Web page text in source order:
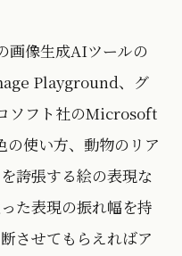
画像生成AIツールの
Playground、グ
ソフト社のMicrosoft
使い方、動物のリア
誇張する絵の表現な
た表現の振れ幅を持
させてもらえればア